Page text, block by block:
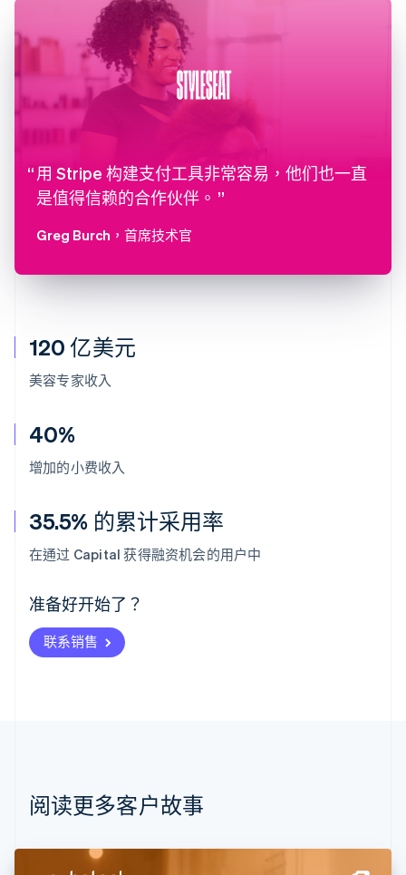
120 亿美元
美容专家收入
40%
增加的小费收入
35.5% 的累计采用率
在通过 Capital 获得融资机会的用户中
准备好开始了？
联系销售
用 Stripe 构建支付工具非常容易，他们也一直
是值得信赖的合作伙伴。
Greg Burch ，首席技术官
阅读更多客户故事
阿联酋
爱尔兰
爱沙尼亚
English
奥地利
Deutsch English
Nederlands Français Deutsch
波兰
丹麦
English